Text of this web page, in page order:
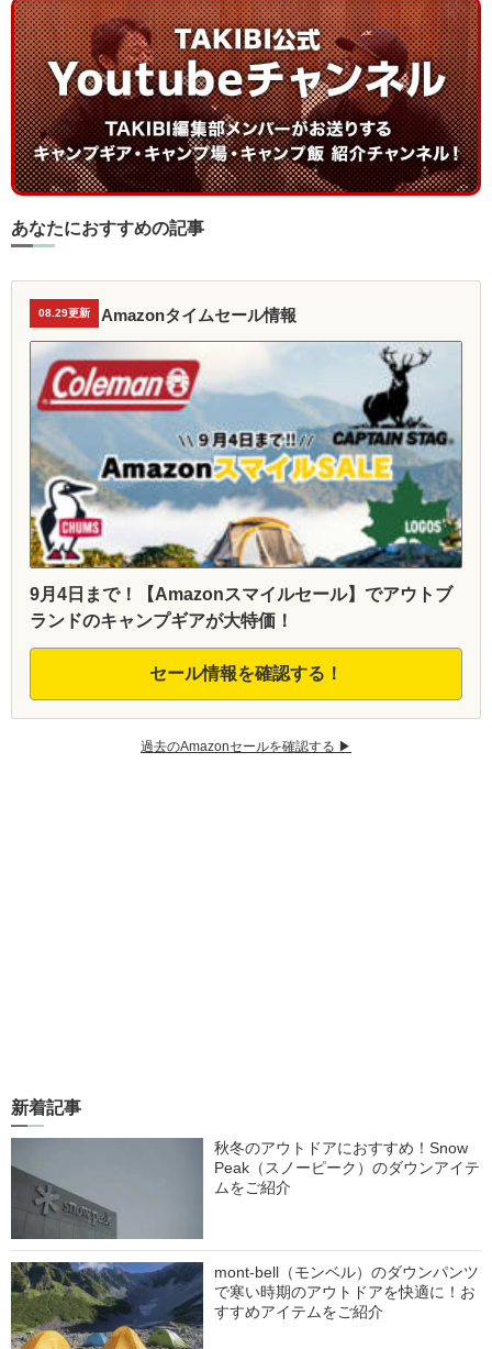
あなたにおすすめの記事
08.29更新 Amazonタイムセール情報
9月4日まで！【Amazonスマイルセール】でアウトブ
ランドのキャンプギアが大特価！
セール情報を確認する！
過去のAmazonセールを確認する ▶︎
新着記事
秋冬のアウトドアにおすすめ！Snow
Peak（スノーピーク）のダウンアイテ
ムをご紹介
mont-bell（モンベル）のダウンパンツ
で寒い時期のアウトドアを快適に！お
すすめアイテムをご紹介